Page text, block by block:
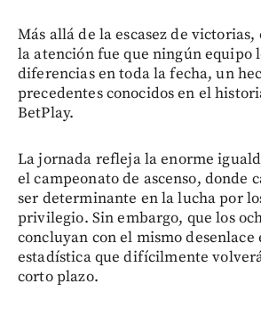
Más allá de la escasez de
la atención fue que ningún equipo
diferencias en toda la fecha, un
precedentes conocidos en el
BetPlay.
La jornada refleja la enorme
el campeonato de ascenso, donde
ser determinante en la lucha por
privilegio. Sin embargo, que los
concluyan con el mismo desenlace
estadística que difícilmente
corto plazo.